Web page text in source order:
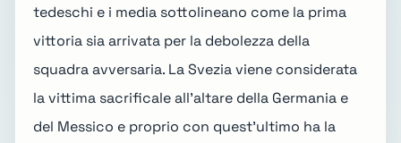
tedeschi e i media sottolineano come la prima
vittoria sia arrivata per la debolezza della
squadra avversaria. La Svezia viene considerata
la vittima sacrificale all'altare della Germania e
del Messico e proprio con quest'ultimo ha la